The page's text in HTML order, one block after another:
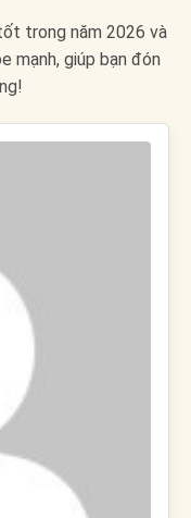
trong năm 2026 và
mạnh, giúp bạn đón